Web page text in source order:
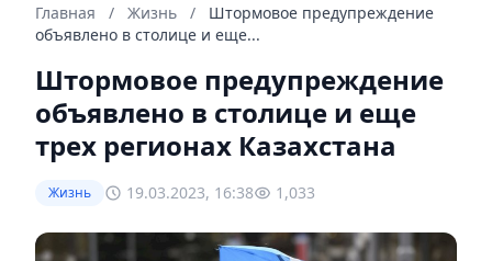
Главная / Жизнь /
Штормовое предупреждение
объявлено в столице и еще...
Штормовое предупреждение
объявлено в столице и еще
трех регионах Казахстана
Жизнь 19.03.2023, 16:38 1,033